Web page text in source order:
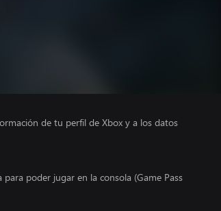
de tu perfil de Xbox y a los datos
poder jugar en la consola (Game Pass